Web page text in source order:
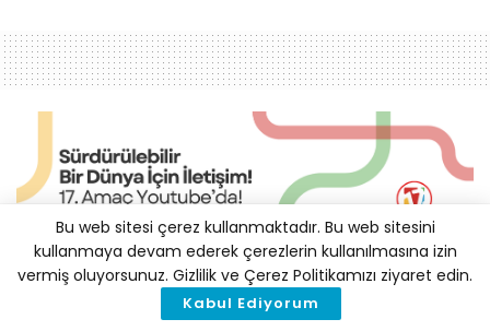
Türkiye AB İklim
Bu web sitesi çerez kullanmaktadır. Bu web sitesini
kullanmaya devam ederek çerezlerin kullanılmasına izin
vermiş oluyorsunuz. Gizlilik ve Çerez Politikamızı ziyaret edin.
Kabul Ediyorum